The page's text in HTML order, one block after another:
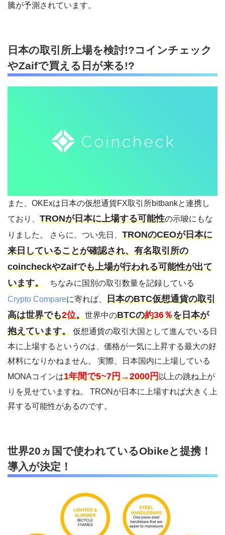
騰が予測されています。
日本の取引所上場を検討!?コインチェック
やZaifで買える日が来る!?
また、OKExは日本の仮想通貨FX取引所bitbankと連携し
ており、 TRONが日本に上場する可能性の示唆にもな
りました。 さらに、つい先日、 TRONのCEOが日本に
来日していることが確認され、有名取引所の
coincheckやZaifでも上場が行われる可能性が出て
います。 ちなみに国別の取引数量を記録している
Crypto Compareに寄れば、 日本のBTC仮想通貨の取引
高は世界でも2位。世界中のBTCの約36％を日本が
抱えています。 仮想通貨の取引大国として進んでいる日
本に上場するというのは、価格が一気に上昇する最大の好
材料になりかねません。 実際、日本国内に上場している
MONAコインは1年間で5~7円→2000円以上の跳ね上が
りを見せていますね。 TRONが日本に上場すれば大きく上
昇する可能性があるのです。
世界20ヵ国で使われているObikeと提携！
導入が決定！